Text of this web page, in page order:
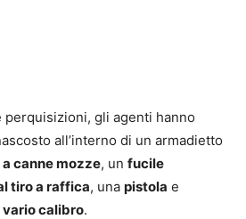
perquisizioni, gli agenti hanno
all’interno di un armadietto
canne mozze, un fucile
tiro a raffica, una pistola e
calibro.